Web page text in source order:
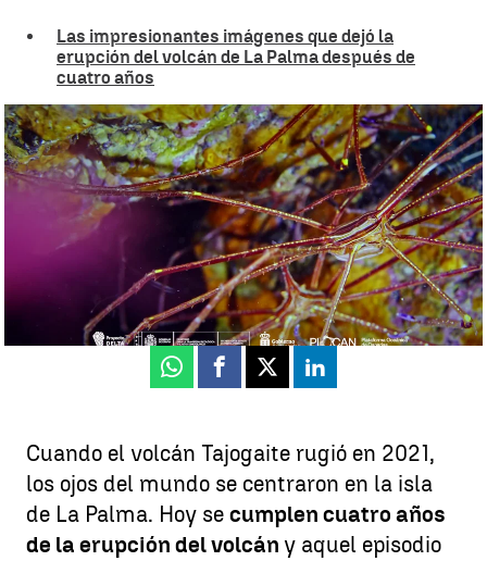
Las impresionantes imágenes que dejó la
erupción del volcán de La Palma después de
cuatro años
El proyecto Delta transforma La Palma en un laboratorio vivo
Déborah Sabina
Publicado:19 de septiembre de 2025, 15:08
Whatsapp
Facebook
X Linkedin
Cuando el volcán Tajogaite rugió en 2021,
los ojos del mundo se centraron en la isla
de La Palma. Hoy se cumplen cuatro años
de la erupción del volcán y aquel episodio